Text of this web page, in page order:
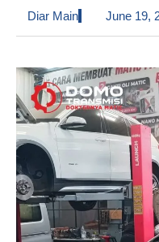
Diar Main June 19,